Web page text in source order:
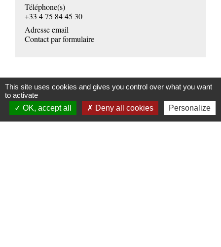
Téléphone(s)
+33 4 75 84 45 30
Adresse email
Contact par formulaire
This site uses cookies and gives you control over what you want
to activate
OK, accept all
Deny all cookies Personalize